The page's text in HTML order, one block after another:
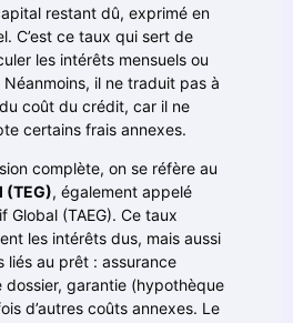
restant dû, exprimé en
C’est ce taux qui sert de
les intérêts mensuels ou
il ne traduit pas à
coût du crédit, car il ne
certains frais annexes.
complète, on se réfère au
(TEG), également appelé
Global (TAEG). Ce taux
les intérêts dus, mais aussi
liés au prêt : assurance
garantie (hypothèque
d’autres coûts annexes. Le